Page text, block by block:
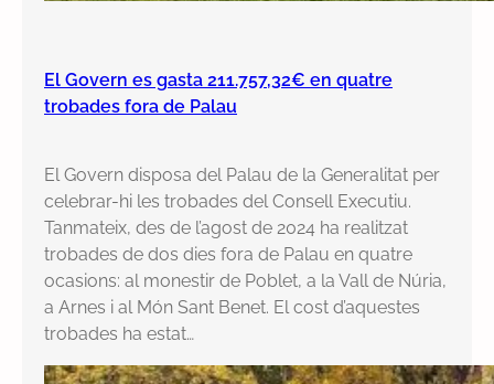
El Govern es gasta 211.757,32€ en quatre
trobades fora de Palau
El Govern disposa del Palau de la Generalitat per
celebrar-hi les trobades del Consell Executiu.
Tanmateix, des de l’agost de 2024 ha realitzat
trobades de dos dies fora de Palau en quatre
ocasions: al monestir de Poblet, a la Vall de Núria,
a Arnes i al Món Sant Benet. El cost d’aquestes
trobades ha estat…